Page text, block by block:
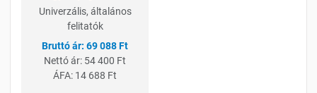
Univerzális, általános
felitatók
69 088 Ft
Nettó ár: 54 400 Ft
ÁFA: 14 688 Ft